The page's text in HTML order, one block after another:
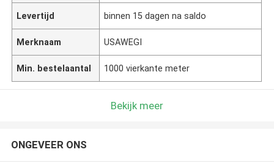
Levertijd binnen 15 dagen na saldo
Merknaam USAWEGI
Min. bestelaantal 1000 vierkante meter
Bekijk meer
ONGEVEER ONS